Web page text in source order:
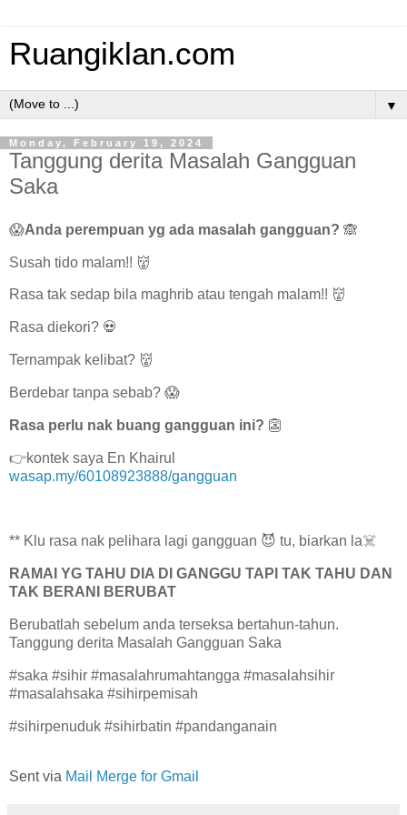
Ruangiklan.com
▼
Monday, February 19, 2024
Tanggung derita Masalah Gangguan
Saka
😱Anda perempuan yg ada masalah gangguan? 🙈
Susah tido malam!! 👹
Rasa tak sedap bila maghrib atau tengah malam!! 👹
Rasa diekori? 💀
Ternampak kelibat? 👹
Berdebar tanpa sebab? 😱
Rasa perlu nak buang gangguan ini? 👺
👉kontek saya En Khairul
wasap.my/60108923888/gangguan
** Klu rasa nak pelihara lagi gangguan 😈 tu, biarkan la☠️
RAMAI YG TAHU DIA DI GANGGU TAPI TAK TAHU DAN
TAK BERANI BERUBAT
Berubatlah sebelum anda terseksa bertahun-tahun.
Tanggung derita Masalah Gangguan Saka
#saka #sihir #masalahrumahtangga #masalahsihir
#masalahsaka #sihirpemisah
#sihirpenuduk #sihirbatin #pandanganain
Sent via Mail Merge for Gmail